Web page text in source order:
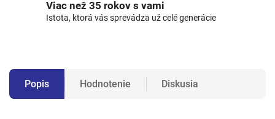
Viac než 35 rokov s vami
Istota, ktorá vás sprevádza už celé generácie
Popis Hodnotenie Diskusia